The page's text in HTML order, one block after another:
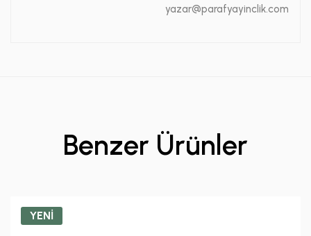
yazar@parafyayinclik.com
Benzer Ürünler
YENİ